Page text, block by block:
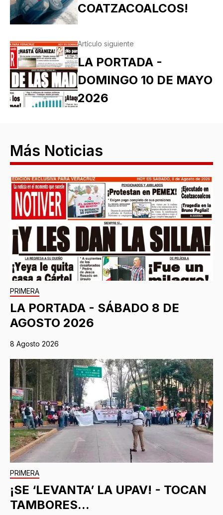
COATZACOALCOS!
Artículo siguiente
LA PORTADA -
DOMINGO 10 DE MAYO
2026
Más Noticias
PRIMERA
LA PORTADA - SÁBADO 8 DE
AGOSTO 2026
8 Agosto 2026
PRIMERA
¡SE ‘LEVANTA’ LA UPAV! - TOCAN
TAMBORES...